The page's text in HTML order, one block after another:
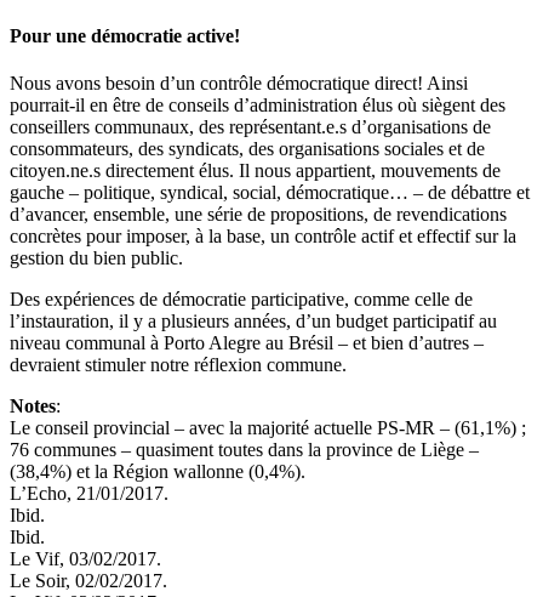
Pour une démocratie active!
Nous avons besoin d’un contrôle démocratique direct! Ainsi
pourrait-il en être de conseils d’administration élus où siègent des
conseillers communaux, des représentant.e.s d’organisations de
consommateurs, des syndicats, des organisations sociales et de
citoyen.ne.s directement élus. Il nous appartient, mouvements de
gauche – politique, syndical, social, démocratique… – de débattre et
d’avancer, ensemble, une série de propositions, de revendications
concrètes pour imposer, à la base, un contrôle actif et effectif sur la
gestion du bien public.
Des expériences de démocratie participative, comme celle de
l’instauration, il y a plusieurs années, d’un budget participatif au
niveau communal à Porto Alegre au Brésil – et bien d’autres –
devraient stimuler notre réflexion commune.
Notes:
Le conseil provincial – avec la majorité actuelle PS-MR – (61,1%) ;
76 communes – quasiment toutes dans la province de Liège –
(38,4%) et la Région wallonne (0,4%).
L’Echo, 21/01/2017.
Ibid.
Ibid.
Le Vif, 03/02/2017.
Le Soir, 02/02/2017.